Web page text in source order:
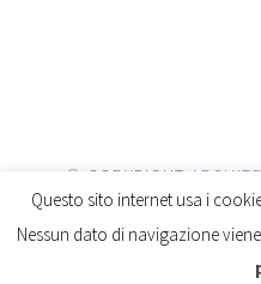
© COPYRIGHT
2026.
Questo sito internet usa i
Nessun dato di navigazione